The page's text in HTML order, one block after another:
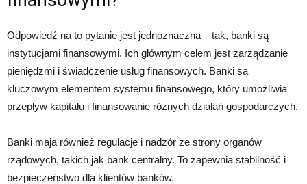
Odpowiedź na to pytanie jest jednoznaczna – tak, banki są
instytucjami finansowymi. Ich głównym celem jest zarządzanie
pieniędzmi i świadczenie usług finansowych. Banki są
kluczowym elementem systemu finansowego, który umożliwia
przepływ kapitału i finansowanie różnych działań gospodarczych.
Banki mają również regulacje i nadzór ze strony organów
rządowych, takich jak bank centralny. To zapewnia stabilność i
bezpieczeństwo dla klientów banków.